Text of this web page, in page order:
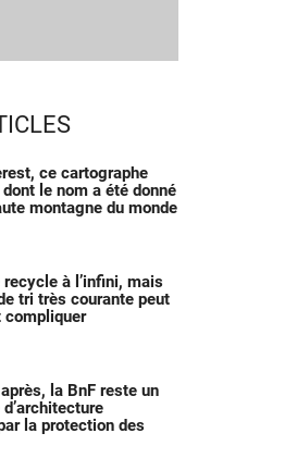
ce cartographe
le nom a été donné
montagne du monde
recycle à l’infini, mais
tri très courante peut
compliquer
la BnF reste un
d’architecture
la protection des